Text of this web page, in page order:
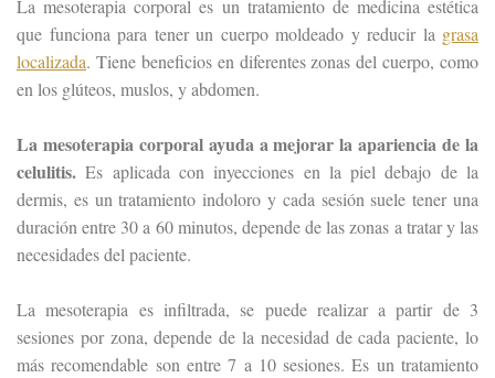
La mesoterapia corporal es un tratamiento de medicina estética
que funciona para tener un cuerpo moldeado y reducir la grasa
localizada. Tiene beneficios en diferentes zonas del cuerpo, como
en los glúteos, muslos, y abdomen.
La mesoterapia corporal ayuda a mejorar la apariencia de la
celulitis. Es aplicada con inyecciones en la piel debajo de la
dermis, es un tratamiento indoloro y cada sesión suele tener una
duración entre 30 a 60 minutos, depende de las zonas a tratar y las
necesidades del paciente.
La mesoterapia es infiltrada, se puede realizar a partir de 3
sesiones por zona, depende de la necesidad de cada paciente, lo
más recomendable son entre 7 a 10 sesiones. Es un tratamiento